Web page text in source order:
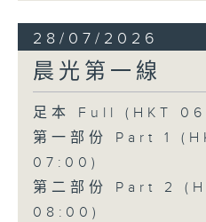
28/07/2026
晨光第一線
足本 Full (HKT
第一部份 Part 1
07:00)
第二部份 Part 2
08:00)